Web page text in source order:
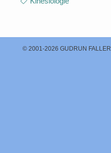
© 2001-2026 GUDRUN FALLER